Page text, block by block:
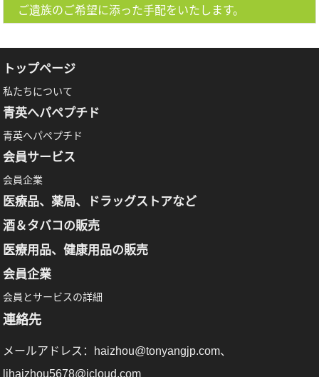
ご遺族のご希望に添った手配をいたします。
トップページ
私たちについて
青英へパペプチド
青英へパペプチド
会員サービス
会員企業
医療品、薬局、ドラッグストアなど
酒＆タバコの販売
医療用品、健康用品の販売
会員企業
会員とサービスの詳細
連絡先
メールアドレス：haizhou@tonyangjp.com、
lihaizhou5678@icloud.com